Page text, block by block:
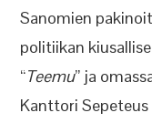
Sanomien
politiikan
“Teemu” ja
Kanttori